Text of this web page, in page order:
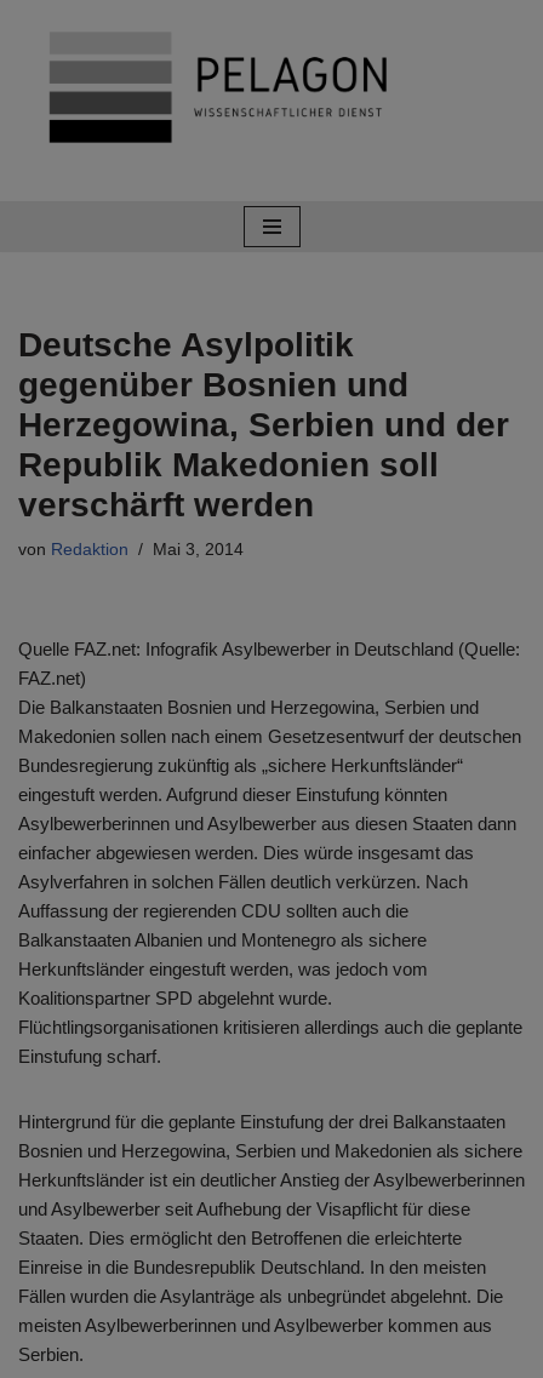
Zum
Inhalt
springen
Deutsche Asylpolitik
gegenüber Bosnien und
Herzegowina, Serbien und der
Republik Makedonien soll
verschärft werden
von Redaktion Mai 3, 2014
Quelle FAZ.net: Infografik Asylbewerber in Deutschland (Quelle:
FAZ.net)
Die Balkanstaaten Bosnien und Herzegowina, Serbien und
Makedonien sollen nach einem Gesetzesentwurf der deutschen
Bundesregierung zukünftig als „sichere Herkunftsländer“
eingestuft werden. Aufgrund dieser Einstufung könnten
Asylbewerberinnen und Asylbewerber aus diesen Staaten dann
einfacher abgewiesen werden. Dies würde insgesamt das
Asylverfahren in solchen Fällen deutlich verkürzen. Nach
Auffassung der regierenden CDU sollten auch die
Balkanstaaten Albanien und Montenegro als sichere
Herkunftsländer eingestuft werden, was jedoch vom
Koalitionspartner SPD abgelehnt wurde.
Flüchtlingsorganisationen kritisieren allerdings auch die geplante
Einstufung scharf.
Hintergrund für die geplante Einstufung der drei Balkanstaaten
Bosnien und Herzegowina, Serbien und Makedonien als sichere
Herkunftsländer ist ein deutlicher Anstieg der Asylbewerberinnen
und Asylbewerber seit Aufhebung der Visapflicht für diese
Staaten. Dies ermöglicht den Betroffenen die erleichterte
Einreise in die Bundesrepublik Deutschland. In den meisten
Fällen wurden die Asylanträge als unbegründet abgelehnt. Die
meisten Asylbewerberinnen und Asylbewerber kommen aus
Serbien.